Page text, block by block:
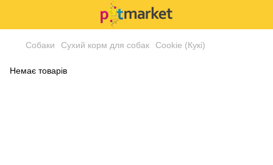
Собаки Сухий корм для собак Cookie (Кукі)
Немає товарів